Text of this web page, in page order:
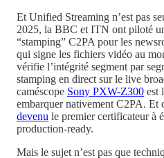
Et Unified Streaming n’est pas
2025, la BBC et ITN ont piloté
“stamping” C2PA pour les
qui signe les fichiers vidéo au
vérifie l’intégrité segment par
stamping en direct sur le live
caméscope Sony PXW-Z300 est
embarquer nativement C2PA. Et
devenu le premier certificateur à
production-ready.
Mais le sujet n’est pas que